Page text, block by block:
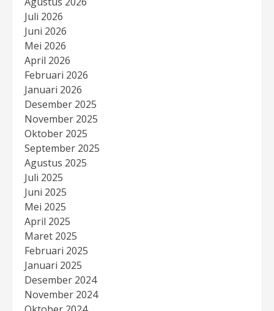
Juli 2026
Juni 2026
Mei 2026
April 2026
Februari 2026
Januari 2026
Desember 2025
November 2025
Oktober 2025
September 2025
Agustus 2025
Juli 2025
Juni 2025
Mei 2025
April 2025
Maret 2025
Februari 2025
Januari 2025
Desember 2024
November 2024